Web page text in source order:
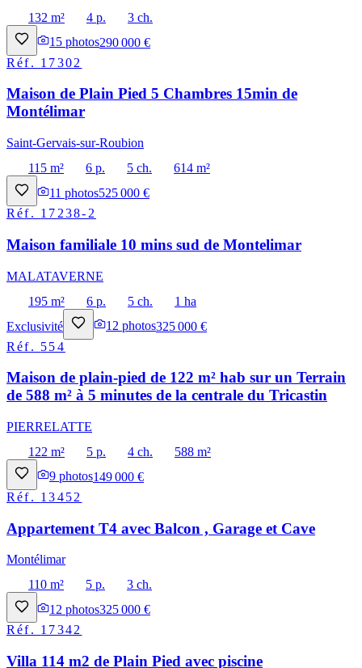
132 m²
4 p.
3 ch.
15 photos290 000 €
Réf. 17302
Maison de Plain Pied 5 Chambres 15min de
Montélimar
Saint-Gervais-sur-Roubion
115 m²
6 p. 5 ch.
614 m²
11 photos525 000 €
Réf. 17238-2
Maison familiale 10 mins sud de Montelimar
MALATAVERNE
195 m²
6 p. 5 ch.
1 ha
Exclusivité
12 photos325 000 €
Réf. 554
Maison de plain-pied de 122 m² hab sur un Terrain
de 588 m² à 5 minutes de la centrale du Tricastin
PIERRELATTE
122 m²
5 p. 4 ch.
588 m²
9 photos149 000 €
Réf. 13452
Appartement T4 avec Balcon , Garage et Cave
Montélimar
110 m²
5 p.
3 ch.
12 photos325 000 €
Réf. 17342
Villa 114 m2 de Plain Pied avec piscine